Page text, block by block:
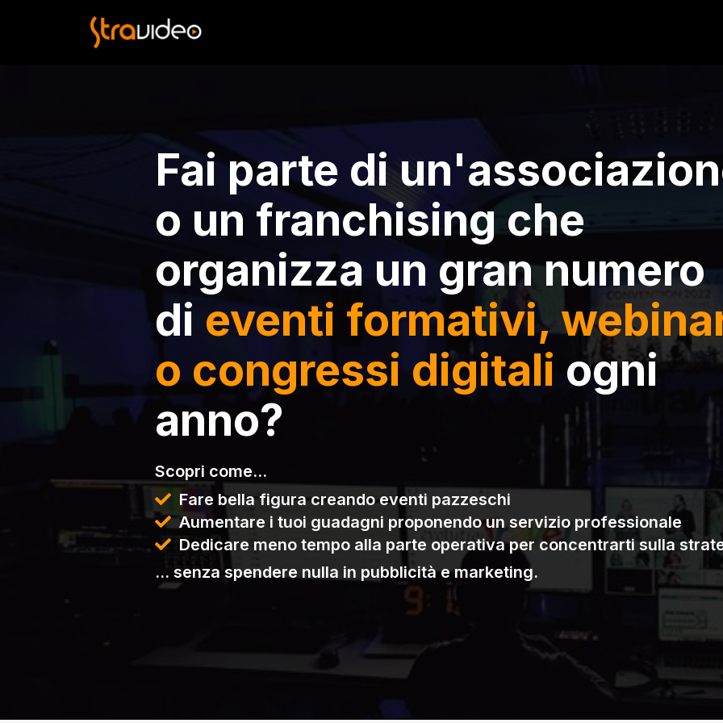
Fai parte di
o un franchising che
organizza un gran numero
di eventi formativi,
o congressi digitali ogni
anno?
Scopri come…
Fare bella figura creando eventi pazzeschi
Aumentare i tuoi guadagni proponendo un servizio professionale
Dedicare meno tempo alla parte operativa per concentrarti sulla
… senza spendere nulla in pubblicità e marketing.